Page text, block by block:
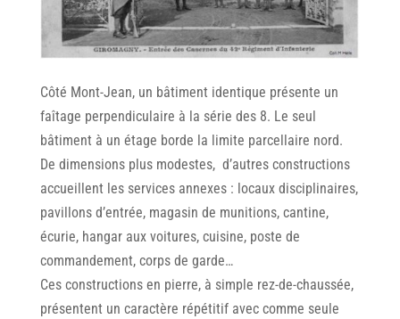
Côté Mont-Jean, un bâtiment identique présente un
faîtage perpendiculaire à la série des 8. Le seul
bâtiment à un étage borde la limite parcellaire nord.
De dimensions plus modestes, d’autres constructions
accueillent les services annexes : locaux disciplinaires,
pavillons d’entrée, magasin de munitions, cantine,
écurie, hangar aux voitures, cuisine, poste de
commandement, corps de garde…
Ces constructions en pierre, à simple rez-de-chaussée,
présentent un caractère répétitif avec comme seule